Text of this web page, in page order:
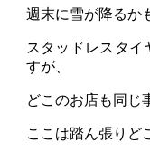
週末に雪が降るか
スタッドレスタイ
すが、
どこのお店も同じ
ここは踏ん張りど